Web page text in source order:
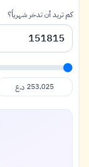
كم تريد أن تدخر شهرياً؟
253,025 د.ع